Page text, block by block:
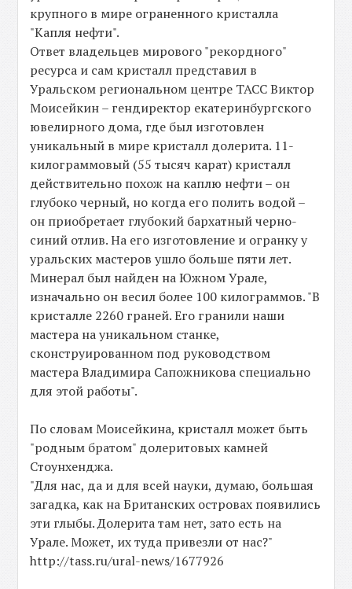
крупного в мире ограненного кристалла
"Капля нефти".
Ответ владельцев мирового "рекордного"
ресурса и сам кристалл представил в
Уральском региональном центре ТАСС Виктор
Моисейкин – гендиректор екатеринбургского
ювелирного дома, где был изготовлен
уникальный в мире кристалл долерита. 11-
килограммовый (55 тысяч карат) кристалл
действительно похож на каплю нефти – он
глубоко черный, но когда его полить водой –
он приобретает глубокий бархатный черно-
синий отлив. На его изготовление и огранку у
уральских мастеров ушло больше пяти лет.
Минерал был найден на Южном Урале,
изначально он весил более 100 килограммов. "В
кристалле 2260 граней. Его гранили наши
мастера на уникальном станке,
сконструированном под руководством
мастера Владимира Сапожникова специально
для этой работы".
По словам Моисейкина, кристалл может быть
"родным братом" долеритовых камней
Стоунхенджа.
"Для нас, да и для всей науки, думаю, большая
загадка, как на Британских островах появились
эти глыбы. Долерита там нет, зато есть на
Урале. Может, их туда привезли от нас?"
http://tass.ru/ural-news/1677926